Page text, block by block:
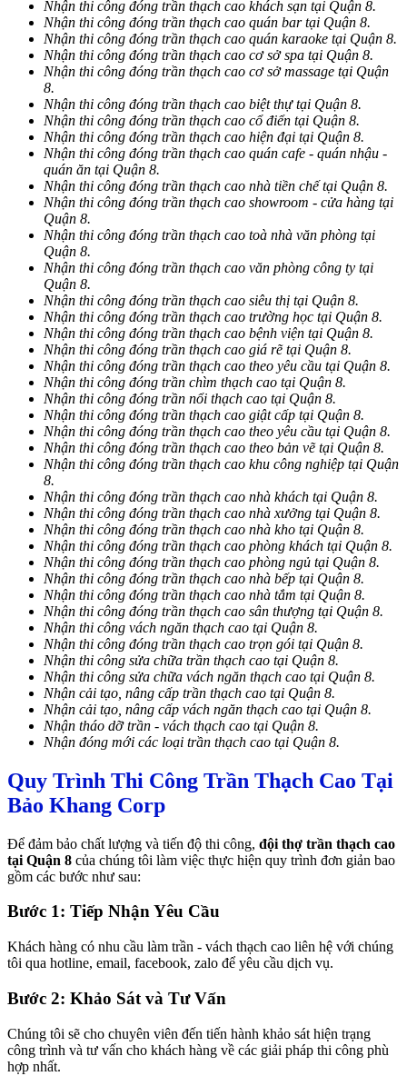
Nhận thi công đóng trần thạch cao khách sạn tại Quận 8.
Nhận thi công đóng trần thạch cao quán bar tại Quận 8.
Nhận thi công đóng trần thạch cao quán karaoke tại Quận 8.
Nhận thi công đóng trần thạch cao cơ sở spa tại Quận 8.
Nhận thi công đóng trần thạch cao cơ sở massage tại Quận
8.
Nhận thi công đóng trần thạch cao biệt thự tại Quận 8.
Nhận thi công đóng trần thạch cao cổ điển tại Quận 8.
Nhận thi công đóng trần thạch cao hiện đại tại Quận 8.
Nhận thi công đóng trần thạch cao quán cafe - quán nhậu -
quán ăn tại Quận 8.
Nhận thi công đóng trần thạch cao nhà tiền chế tại Quận 8.
Nhận thi công đóng trần thạch cao showroom - cửa hàng tại
Quận 8.
Nhận thi công đóng trần thạch cao toà nhà văn phòng tại
Quận 8.
Nhận thi công đóng trần thạch cao văn phòng công ty tại
Quận 8.
Nhận thi công đóng trần thạch cao siêu thị tại Quận 8.
Nhận thi công đóng trần thạch cao trường học tại Quận 8.
Nhận thi công đóng trần thạch cao bệnh viện tại Quận 8.
Nhận thi công đóng trần thạch cao giá rẽ tại Quận 8.
Nhận thi công đóng trần thạch cao theo yêu cầu tại Quận 8.
Nhận thi công đóng trần chìm thạch cao tại Quận 8.
Nhận thi công đóng trần nổi thạch cao tại Quận 8.
Nhận thi công đóng trần thạch cao giật cấp tại Quận 8.
Nhận thi công đóng trần thạch cao theo yêu cầu tại Quận 8.
Nhận thi công đóng trần thạch cao theo bản vẽ tại Quận 8.
Nhận thi công đóng trần thạch cao khu công nghiệp tại Quận
8.
Nhận thi công đóng trần thạch cao nhà khách tại Quận 8.
Nhận thi công đóng trần thạch cao nhà xưởng tại Quận 8.
Nhận thi công đóng trần thạch cao nhà kho tại Quận 8.
Nhận thi công đóng trần thạch cao phòng khách tại Quận 8.
Nhận thi công đóng trần thạch cao phòng ngủ tại Quận 8.
Nhận thi công đóng trần thạch cao nhà bếp tại Quận 8.
Nhận thi công đóng trần thạch cao nhà tắm tại Quận 8.
Nhận thi công đóng trần thạch cao sân thượng tại Quận 8.
Nhận thi công vách ngăn thạch cao tại Quận 8.
Nhận thi công đóng trần thạch cao trọn gói tại Quận 8.
Nhận thi công sửa chữa trần thạch cao tại Quận 8.
Nhận thi công sửa chữa vách ngăn thạch cao tại Quận 8.
Nhận cải tạo, nâng cấp trần thạch cao tại Quận 8.
Nhận cải tạo, nâng cấp vách ngăn thạch cao tại Quận 8.
Nhận tháo dỡ trần - vách thạch cao tại Quận 8.
Nhận đóng mới các loại trần thạch cao tại Quận 8.
Quy Trình Thi Công Trần Thạch Cao Tại
Bảo Khang Corp
Để đảm bảo chất lượng và tiến độ thi công, đội thợ trần thạch cao
tại Quận 8 của chúng tôi làm việc thực hiện quy trình đơn giản bao
gồm các bước như sau:
Bước 1: Tiếp Nhận Yêu Cầu
Khách hàng có nhu cầu làm trần - vách thạch cao liên hệ với chúng
tôi qua hotline, email, facebook, zalo để yêu cầu dịch vụ.
Bước 2: Khảo Sát và Tư Vấn
Chúng tôi sẽ cho chuyên viên đến tiến hành khảo sát hiện trạng
công trình và tư vấn cho khách hàng về các giải pháp thi công phù
hợp nhất.